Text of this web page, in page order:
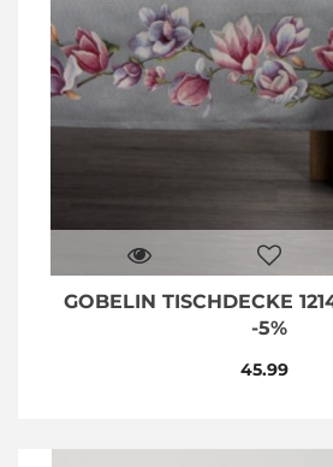
GOBELIN TISCHDECKE
-5%
45.99